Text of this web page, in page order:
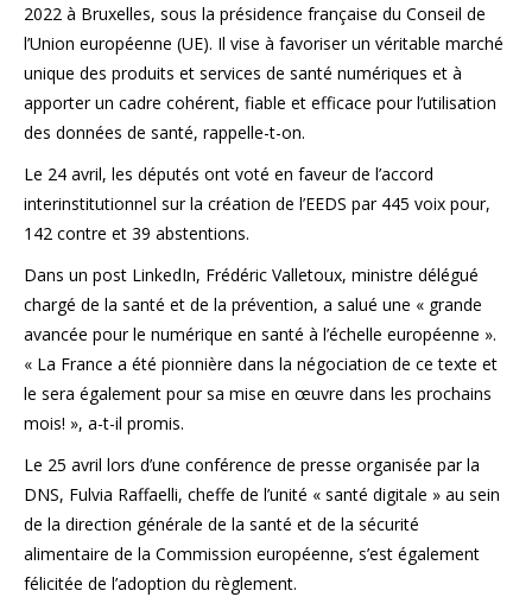
2022 à Bruxelles, sous la présidence française du Conseil de
l’Union européenne (UE). Il vise à favoriser un véritable marché
unique des produits et services de santé numériques et à
apporter un cadre cohérent, fiable et efficace pour l’utilisation
des données de santé, rappelle-t-on.
Le 24 avril, les députés ont voté en faveur de l’accord
interinstitutionnel sur la création de l’EEDS par 445 voix pour,
142 contre et 39 abstentions.
Dans un post LinkedIn, Frédéric Valletoux, ministre délégué
chargé de la santé et de la prévention, a salué une « grande
avancée pour le numérique en santé à l’échelle européenne ».
« La France a été pionnière dans la négociation de ce texte et
le sera également pour sa mise en œuvre dans les prochains
mois! », a-t-il promis.
Le 25 avril lors d’une conférence de presse organisée par la
DNS, Fulvia Raffaelli, cheffe de l’unité « santé digitale » au sein
de la direction générale de la santé et de la sécurité
alimentaire de la Commission européenne, s’est également
félicitée de l’adoption du règlement.